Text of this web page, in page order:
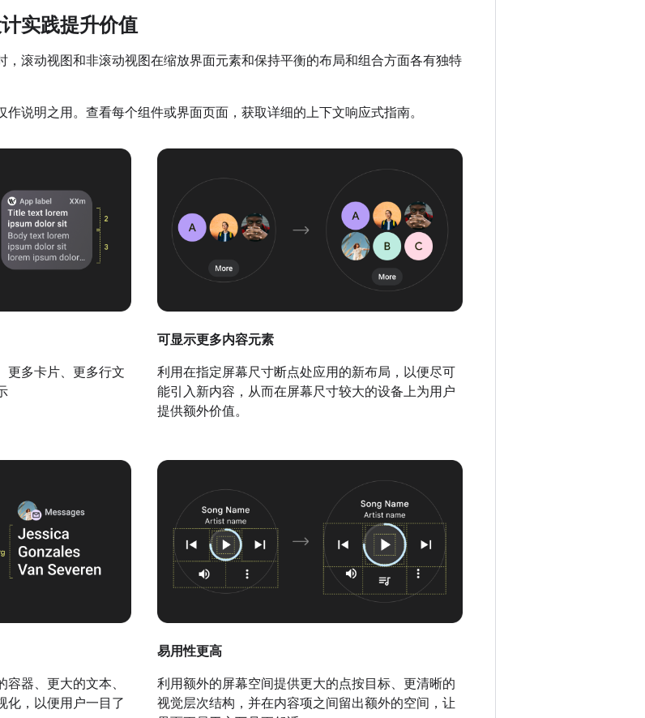
实践提升价值
，滚动视图和非滚动视图在缩放界面元素和保持平衡的布局和组合方面各有独特
说明之用。查看每个组件或界面页面，获取详细的上下文响应式指南。
更多卡片、更多行文
可显示更多内容元素
利用在指定屏幕尺寸断点处应用的新布局，以便尽可
能引入新内容，从而在屏幕尺寸较大的设备上为用户
提供额外价值。
器、更大的文本、
化，以便用户一目了
易用性更高
利用额外的屏幕空间提供更大的点按目标、更清晰的
视觉层次结构，并在内容项之间留出额外的空间，让